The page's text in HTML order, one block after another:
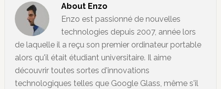
About Enzo
Enzo est passionné de nouvelles
technologies depuis 2007, année lors
de laquelle il a reçu son premier ordinateur portable
alors qu'il était étudiant universitaire. Il aime
découvrir toutes sortes d'innovations
technologiques telles que Google Glass, même s'il